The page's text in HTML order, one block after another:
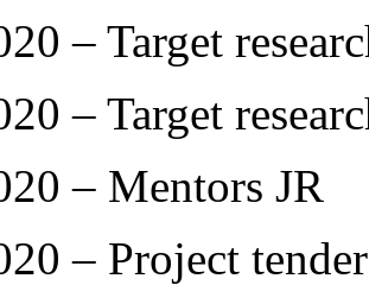
– Target
– Target
– Mentors JR
– Project tender